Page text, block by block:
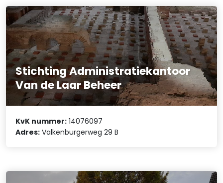
Stichting Administratiekantoor
Van de Laar Beheer
KvK nummer: 14076097
Adres: Valkenburgerweg 29 B